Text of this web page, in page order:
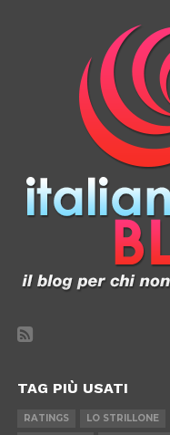
TAG PIÙ USATI
RATINGS LO STRILLONE